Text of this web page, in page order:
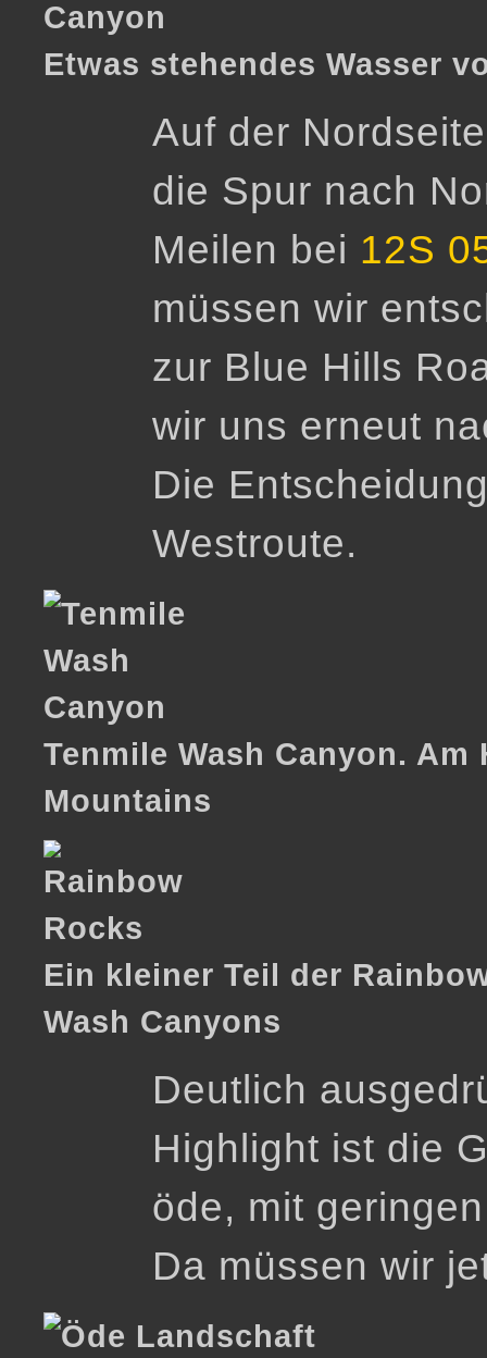
Etwas stehendes Wasser
Auf der
die Spur nach
Meilen bei 12S
müssen wir
zur Blue Hills
wir uns erneut
Die
Westroute.
Tenmile Wash Canyon.
Mountains
Ein kleiner Teil der
Wash Canyons
Deutlich
Highlight ist die
öde, mit
Da müssen wir